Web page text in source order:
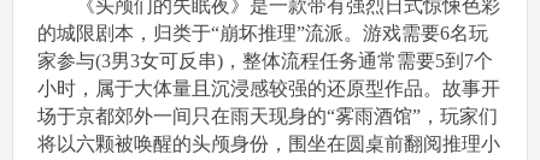
《头颅们的失眠夜》是一款带有强烈日式惊悚色彩
的城限剧本，归类于“崩坏推理”流派。游戏需要6名玩
家参与(3男3女可反串)，整体流程任务通常需要5到7个
小时，属于大体量且沉浸感较强的还原型作品。故事开
场于京都郊外一间只在雨天现身的“雾雨酒馆”，玩家们
将以六颗被唤醒的头颅身份，围坐在圆桌前翻阅推理小